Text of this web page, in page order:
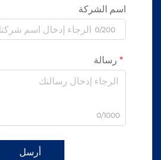
اسم الشركة
0/200
رسالة
0/1000
أرسل